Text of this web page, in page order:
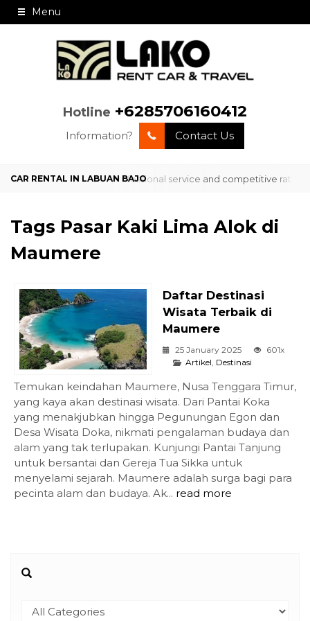
Menu
Hotline +6285706160412
Information? Contact Us
in Labuan Bajo with professional service and competitive rates?
Tags Pasar Kaki Lima Alok di
Maumere
Daftar Destinasi
Wisata Terbaik di
Maumere
25 January 2025
601x
Artikel, Destinasi
Temukan keindahan Maumere, Nusa Tenggara Timur,
yang kaya akan destinasi wisata. Dari Pantai Koka
yang menakjubkan hingga Pegunungan Egon dan
Desa Wisata Doka, nikmati pengalaman budaya dan
alam yang tak terlupakan. Kunjungi Pantai Tanjung
untuk bersantai dan Gereja Tua Sikka untuk
menyelami sejarah. Maumere adalah surga bagi para
pecinta alam dan budaya. Ak... read more